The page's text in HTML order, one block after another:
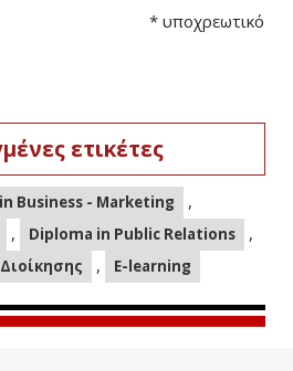
* υποχρεωτικό
ετικέτες
Business - Marketing ,
, Diploma in Public Relations ,
, E-learning